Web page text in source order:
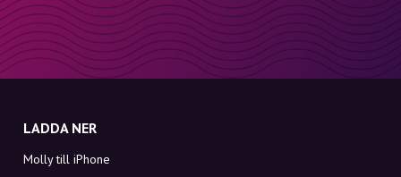
LADDA NER
Molly till iPhone